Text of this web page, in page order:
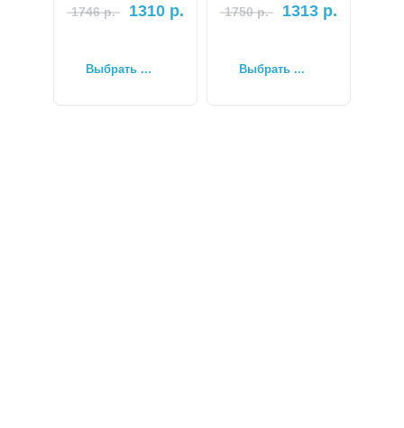
1746р. 1310 р.
Выбрать ...
1750р. 1313 р.
Выбрать ...